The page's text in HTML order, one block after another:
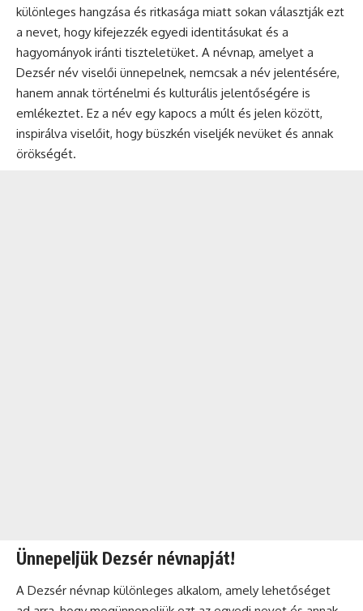
különleges hangzása és ritkasága miatt sokan választják ezt
a nevet, hogy kifejezzék egyedi identitásukat és a
hagyományok iránti tiszteletüket. A névnap, amelyet a
Dezsér név viselői ünnepelnek, nemcsak a név jelentésére,
hanem annak történelmi és kulturális jelentőségére is
emlékeztet. Ez a név egy kapocs a múlt és jelen között,
inspirálva viselőit, hogy büszkén viseljék nevüket és annak
örökségét.
Ünnepeljük Dezsér névnapját!
A Dezsér névnap különleges alkalom, amely lehetőséget